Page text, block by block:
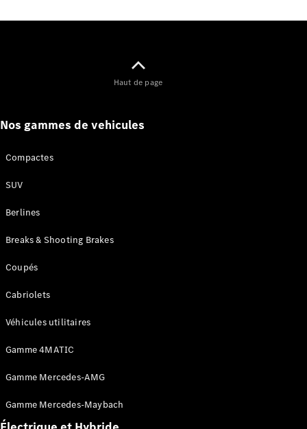
neuf en
Configurez
Tous les
CLE Coupé
Mercedes-
Coupé
AMG GT
Nouveau
Électrique
Haut de page
Nos gammes de vehicules
Compactes
SUV
Berlines
Breaks & Shooting Brakes
Coupés
Cabriolets
Véhicules utilitaires
Gamme 4MATIC
Gamme Mercedes-AMG
Gamme Mercedes-Maybach